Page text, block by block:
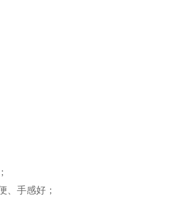
、手感好；